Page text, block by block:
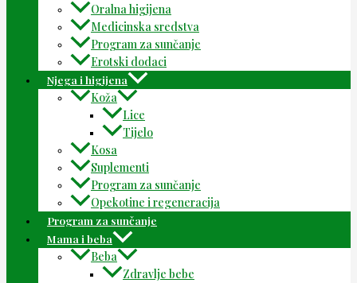
Oralna higijena
Medicinska sredstva
Program za sunčanje
Erotski dodaci
Njega i higijena
Koža
Lice
Tijelo
Kosa
Suplementi
Program za sunčanje
Opekotine i regeneracija
Program za sunčanje
Mama i beba
Beba
Zdravlje bebe